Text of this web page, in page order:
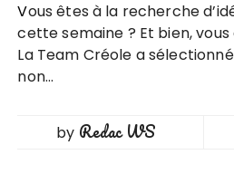
Vous êtes à la recherche d’idées de sorties pour
cette semaine ? Et bien,
La Team Créole a
non…
by Redac WS